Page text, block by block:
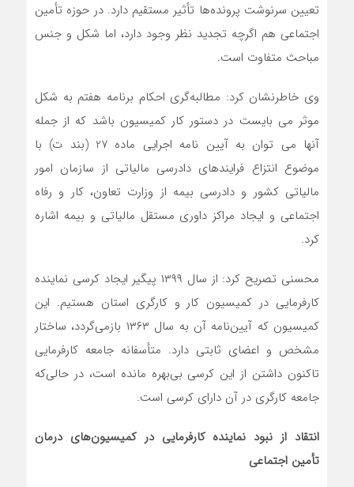
تعیین سرنوشت پرونده‌ها تأثیر مستقیم دارد. در حوزه تأمین
اجتماعی هم اگرچه تجدید نظر وجود دارد، اما شکل و جنس
مباحث متفاوت است.
وی خاطرنشان کرد: مطالبه‌گری احکام برنامه هفتم به شکل
موثر می بایست در دستور کار کمیسیون باشد که از جمله
آنها می توان به آیین نامه اجرایی ماده 27 (بند ت) با
موضوع انتزاع فرایندهای دادرسی مالیاتی از سازمان امور
مالیاتی کشور و دادرسی بیمه از وزارت تعاون، کار و رفاه
اجتماعی و ایجاد مراکز داوری مستقل مالیاتی و بیمه اشاره
کرد.
محسنی تصریح کرد: از سال ۱۳۹۹ پیگیر ایجاد کرسی نماینده
کارفرمایی در کمیسیون کار و کارگری استان هستیم. این
کمیسیون که آیین‌نامه آن به سال ۱۳۶۳ بازمی‌گردد، ساختار
مشخص و اعضای ثابتی دارد. متأسفانه جامعه کارفرمایی
تاکنون داشتن از این کرسی بی‌بهره مانده است، در حالی‌که
جامعه کارگری در آن دارای کرسی است.
انتقاد از نبود نماینده کارفرمایی در کمیسیون‌های درمان
تأمین اجتماعی